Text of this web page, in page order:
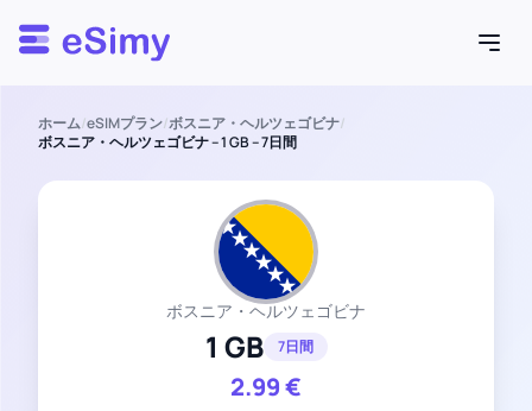
Esimy
ホーム/eSIMプラン/ボスニア・ヘルツェゴビナ/
ボスニア・ヘルツェゴビナ – 1 GB – 7日間
ボスニア・ヘルツェゴビナ
1 GB 7日間
2.99€